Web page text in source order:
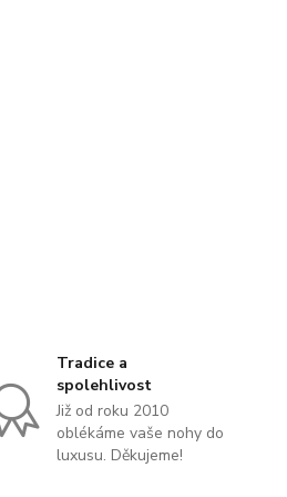
Tradice a
spolehlivost
Již od roku 2010
oblékáme vaše nohy do
luxusu. Děkujeme!